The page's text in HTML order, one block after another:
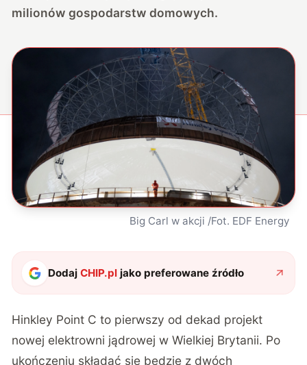
milionów gospodarstw domowych.
Big Carl w akcji /Fot. EDF Energy
DodajCHIP.pl jako preferowane źródło
Hinkley Point C to pierwszy od dekad projekt
nowej elektrowni jądrowej w Wielkiej Brytanii. Po
ukończeniu składać się będzie z dwóch